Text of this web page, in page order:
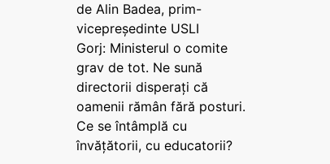
de Alin Badea, prim-
vicepreședinte USLI
Gorj: Ministerul o comite
grav de tot. Ne sună
directorii disperați că
oamenii rămân fără posturi.
Ce se întâmplă cu
învățătorii, cu educatorii?